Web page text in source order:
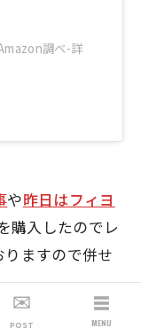
調べ-詳
や昨日はフィヨ
購入したのでレ
ますので併せ
✉️
POST
☰
MENU